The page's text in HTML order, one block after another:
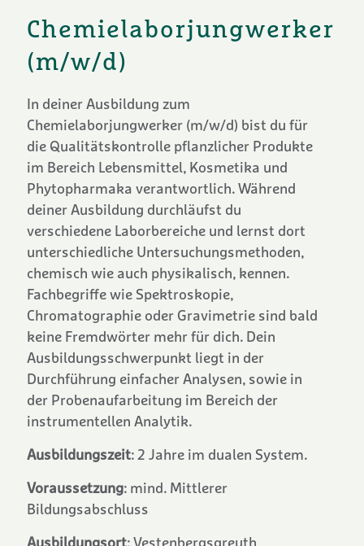
Chemielaborjungwerker
(m/w/d)
In deiner Ausbildung zum
Chemielaborjungwerker (m/w/d) bist du für
die Qualitätskontrolle pflanzlicher Produkte
im Bereich Lebensmittel, Kosmetika und
Phytopharmaka verantwortlich. Während
deiner Ausbildung durchläufst du
verschiedene Laborbereiche und lernst dort
unterschiedliche Untersuchungsmethoden,
chemisch wie auch physikalisch, kennen.
Fachbegriffe wie Spektroskopie,
Chromatographie oder Gravimetrie sind bald
keine Fremdwörter mehr für dich. Dein
Ausbildungsschwerpunkt liegt in der
Durchführung einfacher Analysen, sowie in
der Probenaufarbeitung im Bereich der
instrumentellen Analytik.
Ausbildungszeit: 2 Jahre im dualen System.
Voraussetzung: mind. Mittlerer
Bildungsabschluss